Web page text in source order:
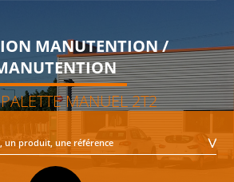
MANUTENTION /
MANUEL 2T2